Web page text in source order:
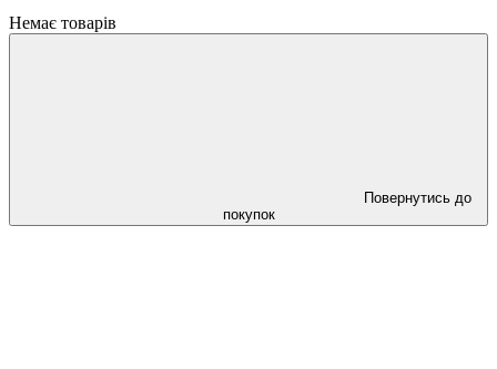
Немає товарів
Повернутись до
покупок